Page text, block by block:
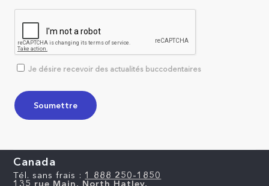
Je désire recevoir des actualités buccodentaires
Canada
Tél. sans frais : 1 888 250-1850